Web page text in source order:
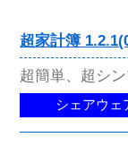
超家計簿
超簡単、超シ
シェアウェ